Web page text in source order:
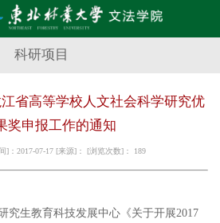
科研项目
省高等学校人文社会科学研究优
奖申报工作的通知
]：2017-07-17 [来源]： [浏览次数]： 189
究生教育科技发展中心《关于开展2017